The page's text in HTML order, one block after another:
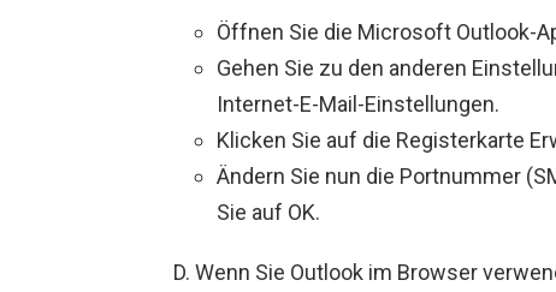
Öffnen Sie die Microsoft Outlook-
Gehen Sie zu den anderen
Internet-E-Mail-Einstellungen.
Klicken Sie auf die Registerkarte
Ändern Sie nun die Portnummer
Sie auf OK.
D. Wenn Sie Outlook im Browser